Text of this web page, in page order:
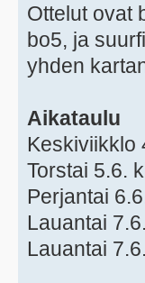
Ottelut ovat
bo5, ja
yhden
Aikataulu
Keskiviikklo
Torstai 5.6.
Perjantai
Lauantai
Lauantai